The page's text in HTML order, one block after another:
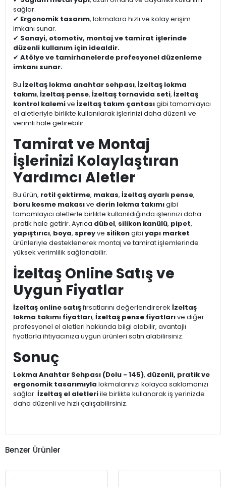
sağlar.
✔ Ergonomik tasarım, lokmalara hızlı ve kolay erişim
imkanı sunar.
✔ Sanayi, otomotiv, montaj ve tamirat işlerinde
düzenli kullanım için idealdir.
✔ Atölye ve tamirhanelerde profesyonel düzenleme
imkanı sunar.
Bu İzeltaş lokma anahtar sehpası, İzeltaş lokma
takımı, İzeltaş pense, İzeltaş tornavida seti, İzeltaş
kontrol kalemive İzeltaş takım çantasıgibi tamamlayıcı
el aletleriyle birlikte kullanılarak işlerinizi daha düzenli ve
verimli hale getirebilir.
Tamirat ve Montaj
İşlerinizi Kolaylaştıran
Yardımcı Aletler
Bu ürün, rotil çektirme, makas, İzeltaş ayarlı pense,
boru kesme makasıve derin lokma takımıgibi
tamamlayıcı aletlerle birlikte kullanıldığında işlerinizi daha
pratik hale getirir. Ayrıca dübel, silikon kanülü, pipet,
yapıştırıcı, boya, spreyve silikongibi yapı market
ürünleriyle desteklenerek montaj ve tamirat işlemlerinde
yüksek verimlilik sağlanabilir.
İzeltaş Online Satış ve
Uygun Fiyatlar
İzeltaş online satışfırsatlarını değerlendirerek İzeltaş
lokma takımı fiyatları, İzeltaş pense fiyatlarıve diğer
profesyonel el aletleri hakkında bilgi alabilir, avantajlı
fiyatlarla ihtiyacınıza uygun ürünleri satın alabilirsiniz.
Sonuç
Lokma Anahtar Sehpası (Dolu - 145), düzenli, pratik ve
ergonomik tasarımıyla lokmalarınızı kolayca saklamanızı
sağlar. İzeltaş el aletleriile birlikte kullanarak iş yerinizde
daha düzenli ve hızlı çalışabilirsiniz.
Benzer Ürünler